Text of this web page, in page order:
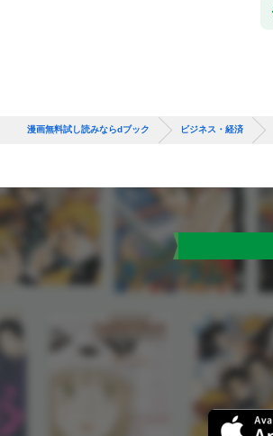
漫画無料試し読みならdブック ビジネス・経済